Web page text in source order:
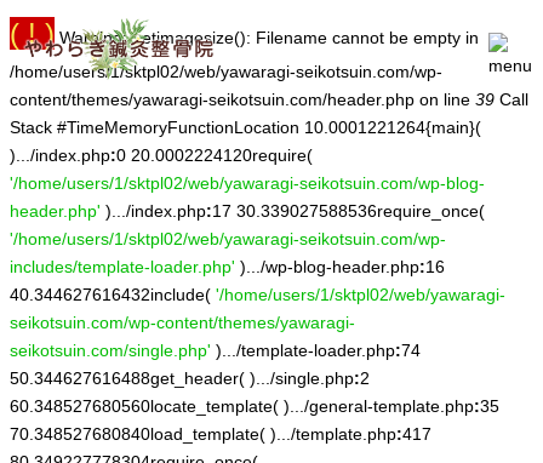
( ! ) Warning: getimagesize(): Filename cannot be empty in
/home/users/1/sktpl02/web/yawaragi-seikotsuin.com/wp-
content/themes/yawaragi-seikotsuin.com/header.php on line 39 Call
Stack #TimeMemoryFunctionLocation 10.0001221264{main}(
).../index.php:0 20.0002224120require(
'/home/users/1/sktpl02/web/yawaragi-seikotsuin.com/wp-blog-
header.php' ).../index.php:17 30.339027588536require_once(
'/home/users/1/sktpl02/web/yawaragi-seikotsuin.com/wp-
includes/template-loader.php' ).../wp-blog-header.php:16
40.344627616432include( '/home/users/1/sktpl02/web/yawaragi-
seikotsuin.com/wp-content/themes/yawaragi-
seikotsuin.com/single.php' ).../template-loader.php:74
50.344627616488get_header( ).../single.php:2
60.348527680560locate_template( ).../general-template.php:35
70.348527680840load_template( ).../template.php:417